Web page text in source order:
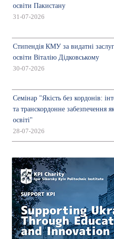
освіти Пакистану
31-07-2026
Стипендія КМУ за видатні
освіти Віталію Дідковському
30-07-2026
Семінар "Якість без кордонів:
та транскордонне забезпечення
освіті"
28-07-2026